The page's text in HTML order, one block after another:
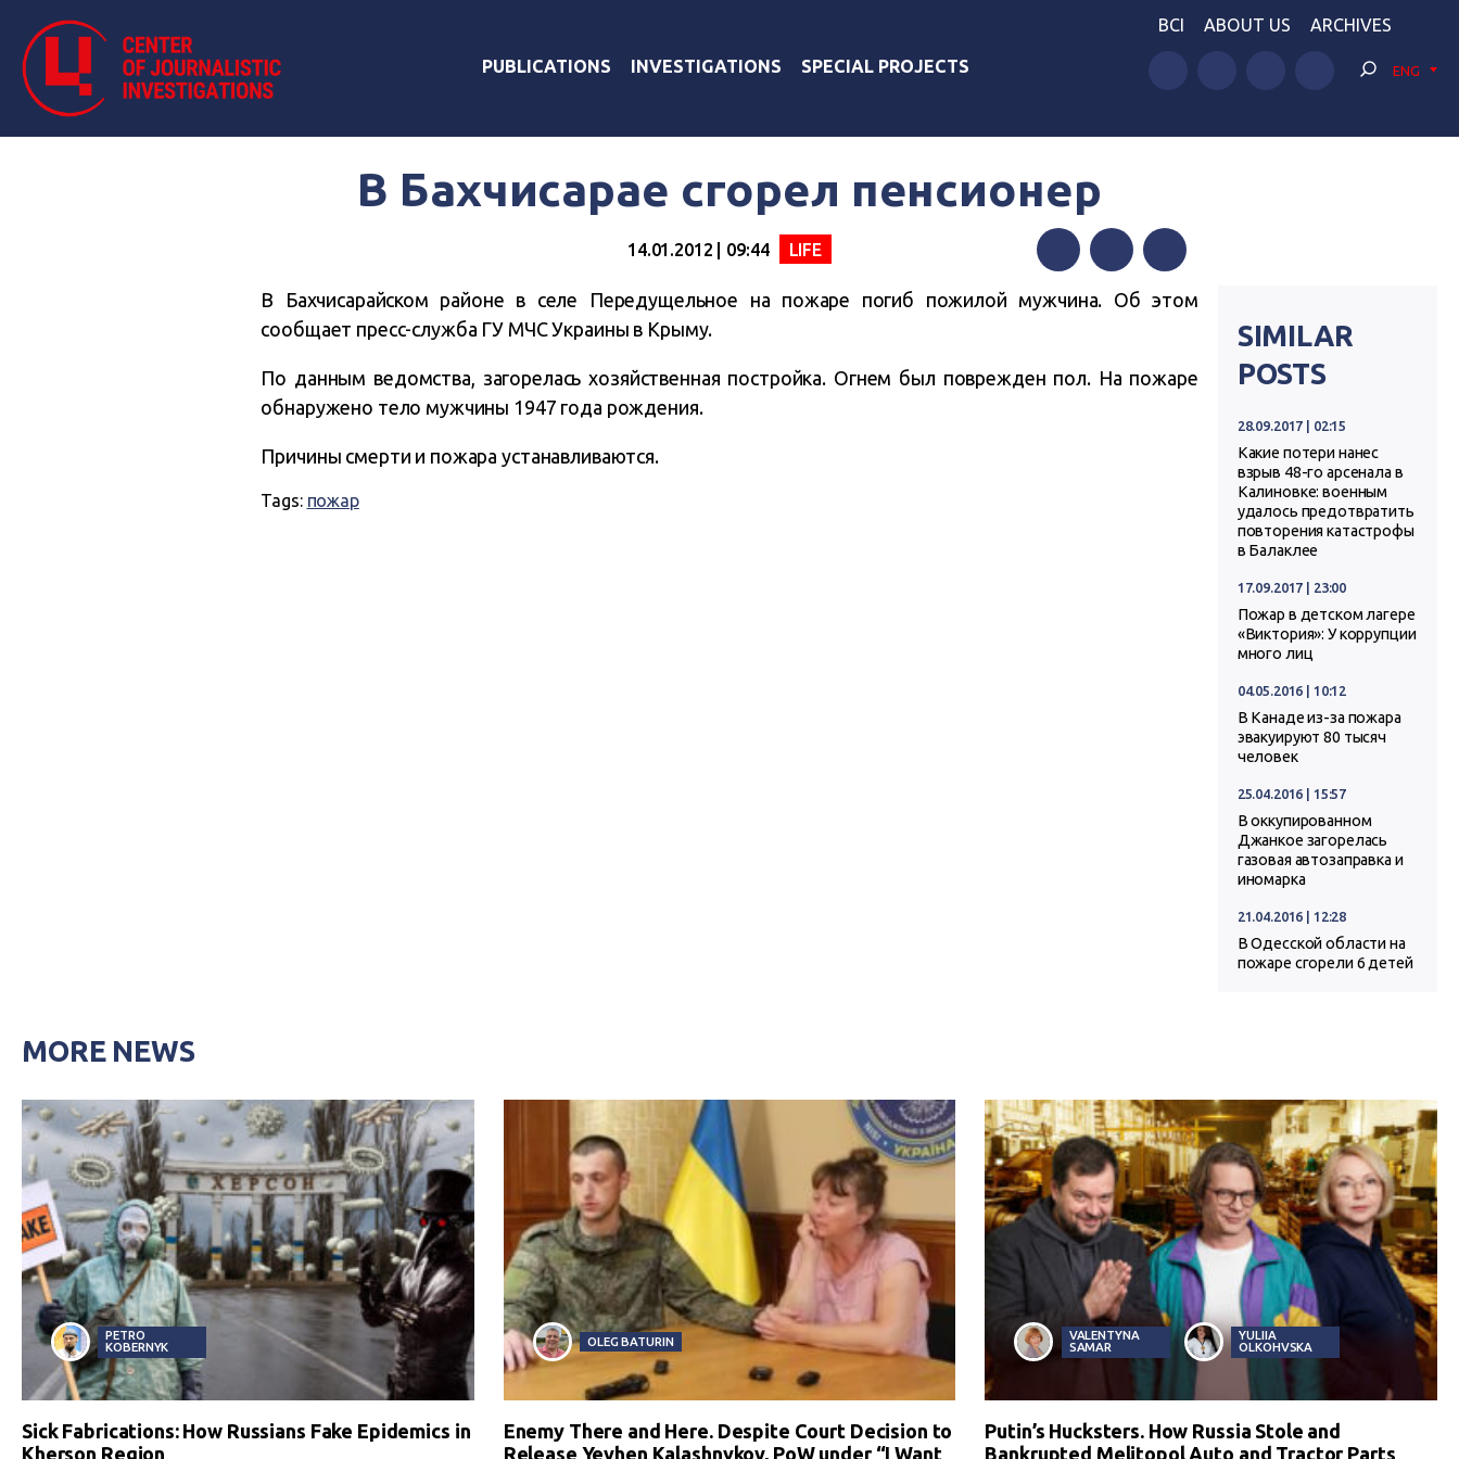
PUBLICATIONS INVESTIGATIONS SPECIAL PROJECTS
BCI ABOUT US ARCHIVES
ENG
В Бахчисарае сгорел пенсионер
14.01.2012 | 09:44 LIFE
FacebookTwitter Telegram
В Бахчисарайском районе в селе Передущельное на пожаре погиб пожилой мужчина. Об этом
сообщает пресс-служба ГУ МЧС Украины в Крыму.
По данным ведомства, загорелась хозяйственная постройка. Огнем был поврежден пол. На пожаре
обнаружено тело мужчины 1947 года рождения.
Причины смерти и пожара устанавливаются.
Tags: пожар
SIMILAR
POSTS
28.09.2017 | 02:15
Какие потери нанес
взрыв 48-го арсенала в
Калиновке: военным
удалось предотвратить
повторения катастрофы
в Балаклее
17.09.2017 | 23:00
Пожар в детском лагере
«Виктория»: У коррупции
много лиц
04.05.2016 | 10:12
В Канаде из-за пожара
эвакуируют 80 тысяч
человек
25.04.2016 | 15:57
В оккупированном
Джанкое загорелась
газовая автозаправка и
иномарка
21.04.2016 | 12:28
В Одесской области на
пожаре сгорели 6 детей
MORE NEWS
PETRO
KOBERNYK
Sick Fabrications: How Russians Fake Epidemics in
Kherson Region
OLEG BATURIN
Enemy There and Here. Despite Court Decision to
Release Yevhen Kalashnykov, PoW under “I Want
VALENTYNA
SAMAR
YULIIA
OLKOHVSKA
Putin’s Hucksters. How Russia Stole and
Bankrupted Melitopol Auto and Tractor Parts